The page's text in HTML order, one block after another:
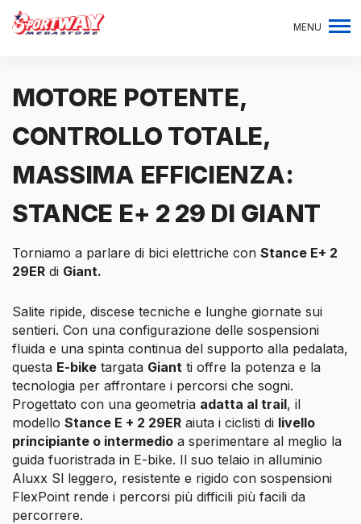
MENU
MOTORE POTENTE,
CONTROLLO TOTALE,
MASSIMA EFFICIENZA:
STANCE E+ 2 29 DI GIANT
Torniamo a parlare di bici elettriche con Stance E+ 2
29ER di Giant.
Salite ripide, discese tecniche e lunghe giornate sui
sentieri. Con una configurazione delle sospensioni
fluida e una spinta continua del supporto alla pedalata,
questa E-bike targata Giant ti offre la potenza e la
tecnologia per affrontare i percorsi che sogni.
Progettato con una geometria adatta al trail, il
modello Stance E + 2 29ER aiuta i ciclisti di livello
principiante o intermedio a sperimentare al meglio la
guida fuoristrada in E-bike. Il suo telaio in alluminio
Aluxx Sl leggero, resistente e rigido con sospensioni
FlexPoint rende i percorsi più difficili più facili da
percorrere.